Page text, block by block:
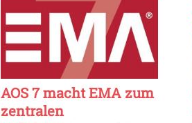
AOS 7 macht EMA zum
zentralen